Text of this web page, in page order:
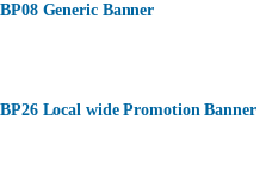
BP08 Generic Banner
BP26 Local wide Promotion Banner